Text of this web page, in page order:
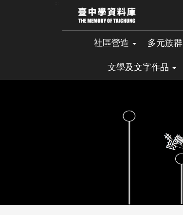
區
社區營造 多元族群
文學及文字作品